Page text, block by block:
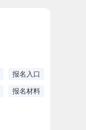
报名入口
报名材料